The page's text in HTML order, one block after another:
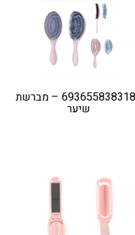
6936558383187 – מברשת
שיער